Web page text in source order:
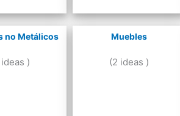
no Metálicos
)
Muebles
(2 ideas )